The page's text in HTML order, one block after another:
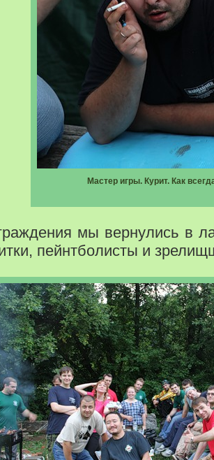
Мастер игры. Курит. Как
мы вернулись в
пейнтболисты и